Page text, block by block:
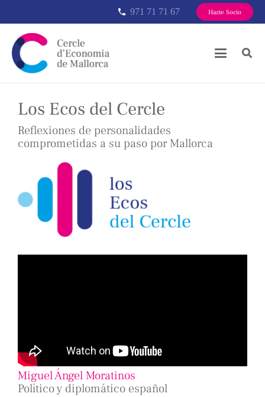
phone 971 71 71 67 Hazte Socio
Los Ecos del Cercle
Reflexiones de personalidades
comprometidas a su paso por Mallorca
Miguel Ángel Moratinos
Político y diplomático español